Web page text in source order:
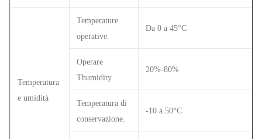
Temperatura
e umidità
Temperature
operative.
Da 0 a 45°C
Operare
Thumidity.
20%-80%
Temperatura di
conservazione.
-10 a 50°C